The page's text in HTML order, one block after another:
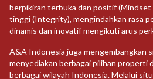
berpikiran terbuka dan positif
tinggi (Integrity), mengindahkan rasa
dinamis dan inovatif mengikuti arus
A&A Indonesia juga mengembangkan
menyediakan berbagai pilihan properti
berbagai wilayah Indonesia. Melalui